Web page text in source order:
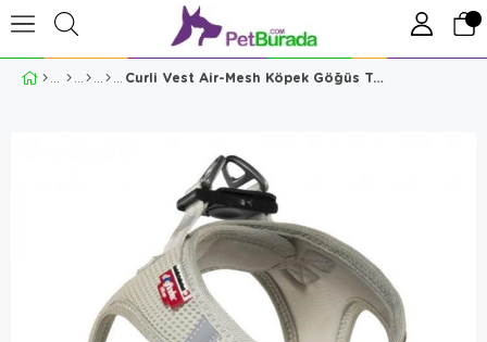
Curli Vest Air-Mesh Köpek Göğüs Tasması Gri S